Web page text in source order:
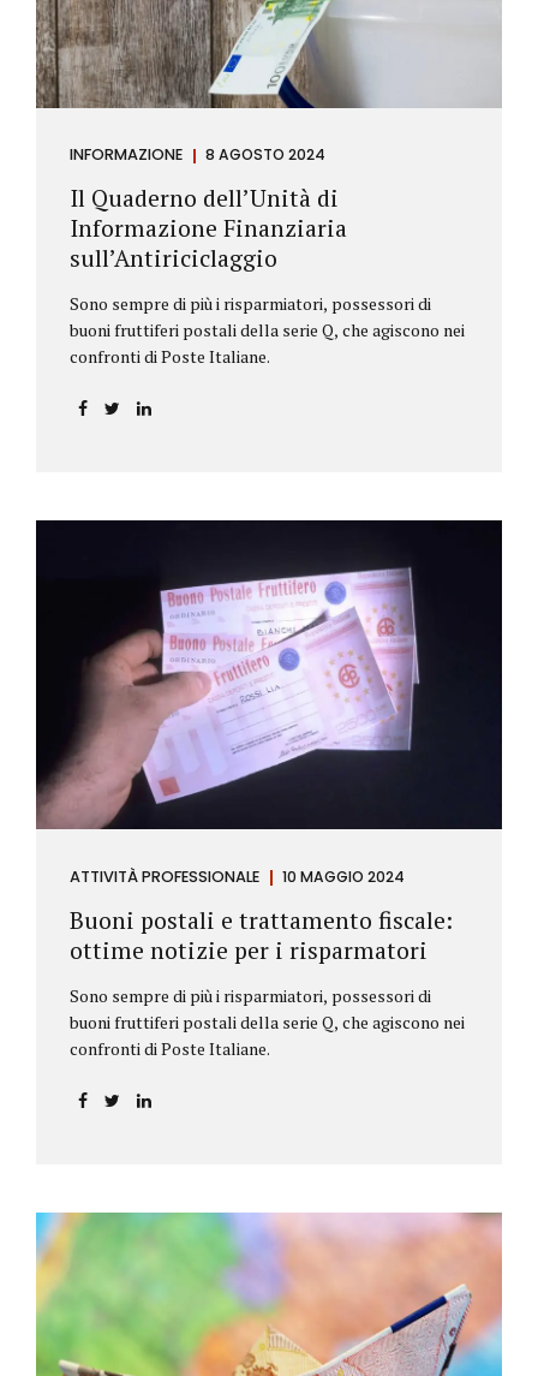
INFORMAZIONE 8 AGOSTO 2024
Il Quaderno dell’Unità di
Informazione Finanziaria
sull’Antiriciclaggio
Sono sempre di più i risparmiatori, possessori di
buoni fruttiferi postali della serie Q, che agiscono nei
confronti di Poste Italiane.
ATTIVITÀ PROFESSIONALE 10 MAGGIO 2024
Buoni postali e trattamento fiscale:
ottime notizie per i risparmatori
Sono sempre di più i risparmiatori, possessori di
buoni fruttiferi postali della serie Q, che agiscono nei
confronti di Poste Italiane.